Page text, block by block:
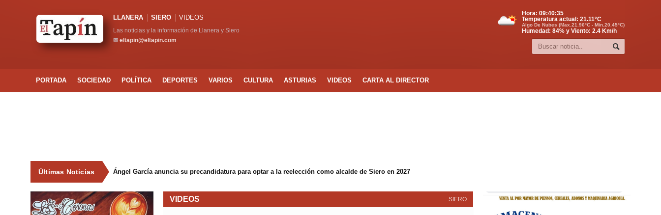
LLANERA SIERO VIDEOS
Las noticias y la información de Llanera y Siero
✉ eltapin@eltapin.com
Hora: 09:40:36
Temperatura actual: 21.11°C
Algo De Nubes (Max.21.96ºC - Min.20.45ºC)
Humedad: 84% y Viento: 2.4 Km/h
PORTADA SOCIEDAD POLÍTICA DEPORTES VARIOS CULTURA ASTURIAS VIDEOS CARTA AL DIRECTOR
Últimas Noticias Ángel García anuncia su precandidatura para optar a la reelección como alcalde de Siero en 2027
SIERO
VIDEOS